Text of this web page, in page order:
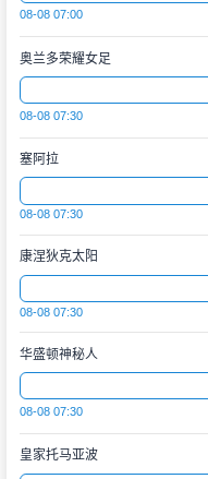
08-08 07:00
奥兰多荣耀女足
08-08 07:30
塞阿拉
08-08 07:30
康涅狄克太阳
08-08 07:30
华盛顿神秘人
08-08 07:30
皇家托马亚波